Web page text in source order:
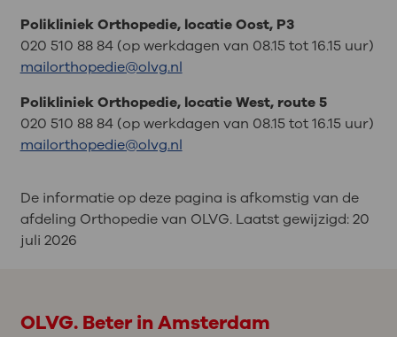
Polikliniek Orthopedie, locatie Oost, P3
020 510 88 84 (op werkdagen van 08.15 tot 16.15 uur)
mailorthopedie@olvg.nl
Polikliniek Orthopedie, locatie West, route 5
020 510 88 84 (op werkdagen van 08.15 tot 16.15 uur)
mailorthopedie@olvg.nl
De informatie op deze pagina is afkomstig van de
afdeling Orthopedie van OLVG. Laatst gewijzigd:20
juli 2026
OLVG. Beter in Amsterdam